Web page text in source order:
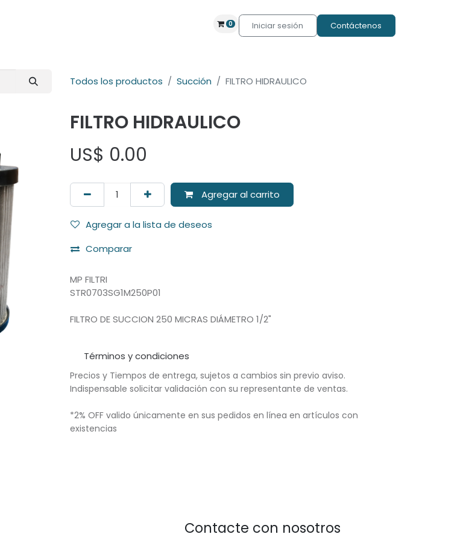
0 Iniciar sesión Contáctenos
Todos los productos Succión FILTRO HIDRAULICO
FILTRO HIDRAULICO
US$ 0.00
Agregar al carrito
Agregar a la lista de deseos
Comparar
MP FILTRI
STR0703SG1M250P01
FILTRO DE SUCCION 250 MICRAS DIÁMETRO 1/2"
Términos y condiciones
Precios y Tiempos de entrega, sujetos a cambios sin previo aviso.
Indispensable solicitar validación con su representante de ventas.
*2% OFF valido únicamente en sus pedidos en línea en artículos con
existencias
Contacte con nosotros